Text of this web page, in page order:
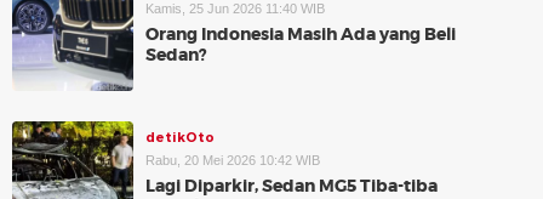
Kamis, 25 Jun 2026 11:40 WIB
Orang Indonesia Masih Ada yang Beli
Sedan?
detikOto
Rabu, 20 Mei 2026 10:42 WIB
Lagi Diparkir, Sedan MG5 Tiba-tiba